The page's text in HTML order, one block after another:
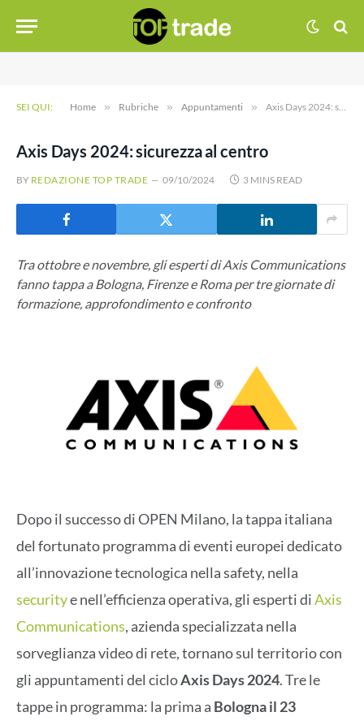
SEI QUI: Home » Rubriche » Appuntamenti » Axis Days 2024: sicurezza al centro
Axis Days 2024: sicurezza al centro
BY REDAZIONE TOP TRADE 09/10/2024 3 MINS READ
Tra ottobre e novembre, gli esperti di Axis Communications
fanno tappa a Bologna, Firenze e Roma per tre giornate di
formazione, approfondimento e confronto
Dopo il successo diOPEN Milano, la tappa italiana
del fortunato programma di eventi europei dedicato
all’innovazione tecnologica nella safety, nella
securitye nell’efficienza operativa, gli esperti diAxis
Communications, azienda specializzata nella
sorveglianza video di rete,tornano sul territorio con
gli appuntamenti del cicloAxis Days 2024. Tre le
tappe in programma: la prima a Bologna il 23